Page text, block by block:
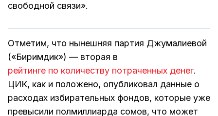
свободной связи».
Отметим, что нынешняя партия Джумалиевой
(«Биримдик») — вторая в
рейтинге по количеству потраченных денег.
ЦИК, как и положено, опубликовал данные о
расходах избирательных фондов, которые уже
превысили полмиллиарда сомов, что может